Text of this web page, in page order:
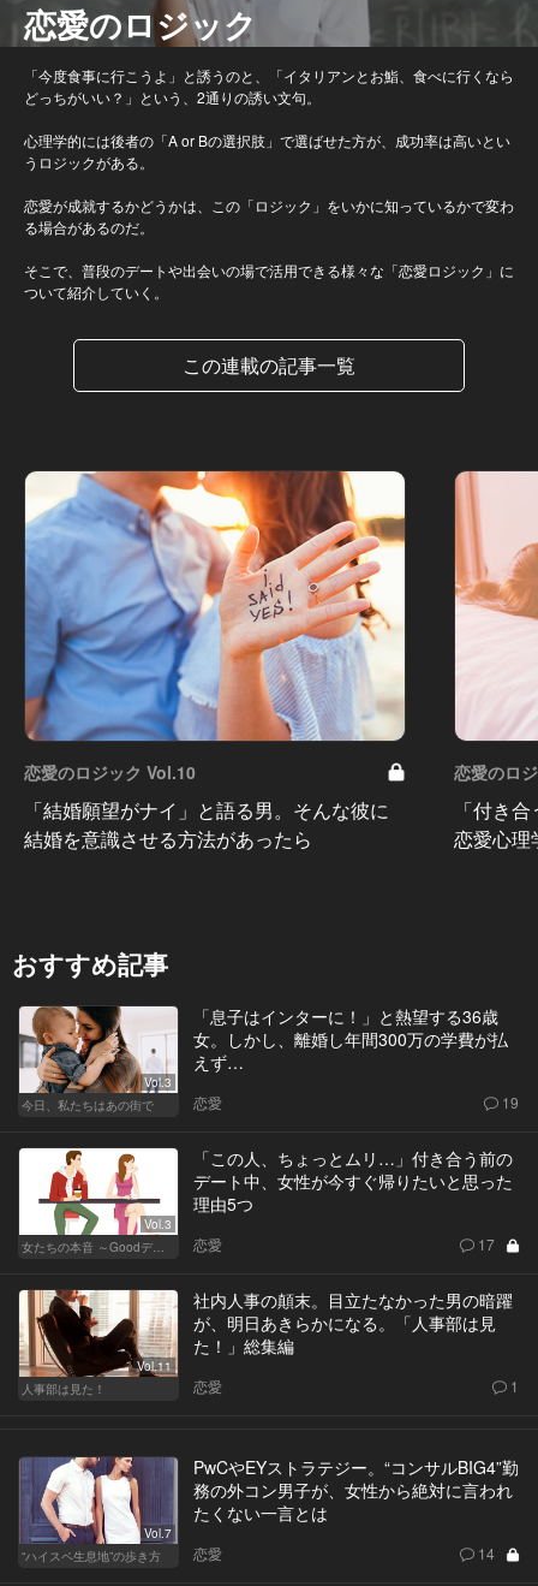
恋愛のロジック
「今度食事に行こうよ」と誘うのと、「イタリアンとお鮨、食べに行くなら
どっちがいい？」という、2通りの誘い文句。
心理学的には後者の「A or Bの選択肢」で選ばせた方が、成功率は高いとい
うロジックがある。
恋愛が成就するかどうかは、この「ロジック」をいかに知っているかで変わ
る場合があるのだ。
そこで、普段のデートや出会いの場で活用できる様々な「恋愛ロジック」に
ついて紹介していく。
この連載の記事一覧
恋愛のロジック Vol.10
「結婚願望がナイ」と語る男。そんな彼に
結婚を意識させる方法があったら
恋愛のロ
「付き
恋愛心
おすすめ記事
Vol.3
今日、私たちはあの街で
「息子はインターに！」と熱望する36歳
女。しかし、離婚し年間300万の学費が払
えず…
恋愛 19
Vol.3
女たちの本音 ～Goodデート／Badデート～
「この人、ちょっとムリ…」付き合う前の
デート中、女性が今すぐ帰りたいと思った
理由5つ
恋愛 17
Vol.11
人事部は見た！
社内人事の顛末。目立たなかった男の暗躍
が、明日あきらかになる。「人事部は見
た！」総集編
恋愛 1
Vol.7
“ハイスペ生息地”の歩き方
PwCやEYストラテジー。“コンサルBIG4”勤
務の外コン男子が、女性から絶対に言われ
たくない一言とは
恋愛 14